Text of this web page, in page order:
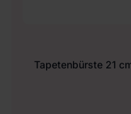
Tapetenbürste 21